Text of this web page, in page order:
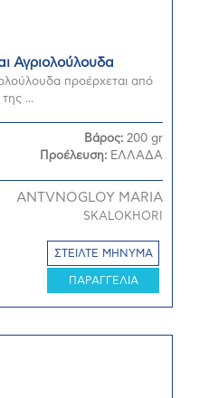
Αγριολούλουδα
προέρχεται από
...
Βάρος: 200 gr
Προέλευση: ΕΛΛΑΔΑ
ANTVNOGLOY MARIA
SKALOKHORI
ΣΤΕΙΛΤΕ ΜΗΝΥΜΑ
ΠΑΡΑΓΓΕΛΙΑ